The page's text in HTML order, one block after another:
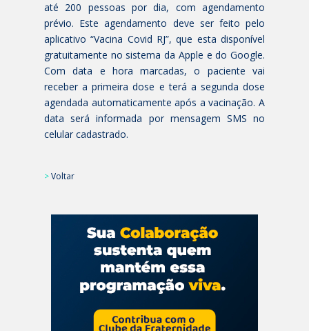
até 200 pessoas por dia, com agendamento
prévio. Este agendamento deve ser feito pelo
aplicativo “Vacina Covid RJ”, que esta disponível
gratuitamente no sistema da Apple e do Google.
Com data e hora marcadas, o paciente vai
receber a primeira dose e terá a segunda dose
agendada automaticamente após a vacinação. A
data será informada por mensagem SMS no
celular cadastrado.
>Voltar